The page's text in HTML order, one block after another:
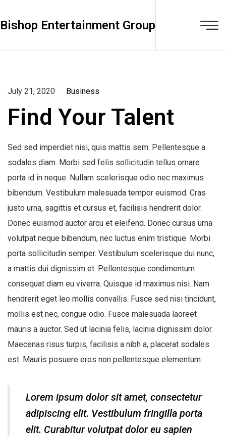
Bishop Entertainment Group
July 21, 2020 Business
Find Your Talent
Sed sed imperdiet nisi, quis mattis sem. Pellentesque a
sodales diam. Morbi sed felis sollicitudin tellus ornare
porta id in neque. Nullam scelerisque odio nec maximus
bibendum. Vestibulum malesuada tempor euismod. Cras
justo urna, sagittis et cursus et, facilisis hendrerit dolor.
Donec euismod auctor arcu et eleifend. Donec cursus urna
volutpat neque bibendum, nec luctus enim tristique. Morbi
porta sollicitudin semper. Vestibulum scelerisque dui nunc,
a mattis dui dignissim et. Pellentesque condimentum
consequat diam eu viverra. Quisque id maximus nisi. Nam
hendrerit eget leo mollis convallis. Fusce sed nisi tincidunt,
mollis est nec, congue odio. Fusce malesuada laoreet
mauris a auctor. Sed ut lacinia felis, lacinia dignissim dolor.
Maecenas risus turpis, facilisis a nibh a, placerat sodales
est. Mauris posuere eros non pellentesque elementum.
Lorem ipsum dolor sit amet, consectetur
adipiscing elit. Vestibulum fringilla porta
elit. Curabitur volutpat dolor eu sapien